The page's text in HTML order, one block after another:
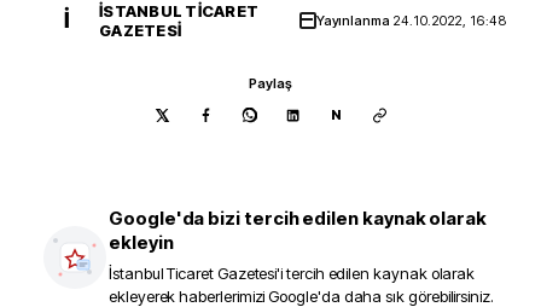
İ
İSTANBUL TICARET
GAZETESI
Yayınlanma 24.10.2022, 16:48
Paylaş
N
Google'da bizi tercih edilen kaynak olarak
ekleyin
İstanbul Ticaret Gazetesi'i tercih edilen kaynak olarak
ekleyerek haberlerimizi Google'da daha sık görebilirsiniz.